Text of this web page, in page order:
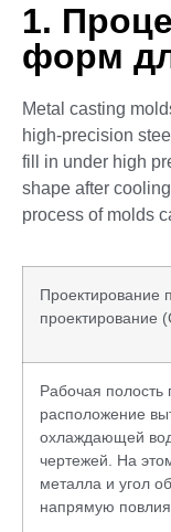
1.
форм
Metal casting
high-precision
fill in under high
shape after
process of molds
Проектирование
проектирование
Рабочая
расположение
охлаждающей
чертежей. На
металла и угол
напрямую